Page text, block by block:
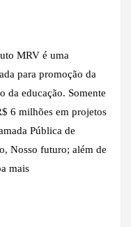
MRV é uma
para promoção da
da educação. Somente
6 milhões em projetos
Pública de
Nosso futuro; além de
mais